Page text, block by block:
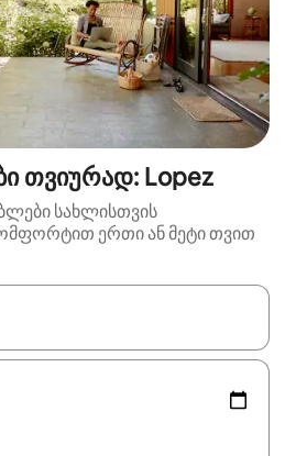
თვიურად: Lopez
სახლისთვის
ერთი ან მეტი თვით
გახდება, ნავიგაციისთვის